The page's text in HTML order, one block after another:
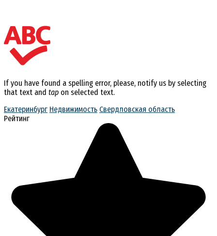
If you have found a spelling error, please, notify us by selecting
that text and tap on selected text.
Екатеринбург Недвижимость Свердловская область
Рейтинг